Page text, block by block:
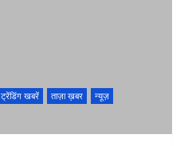
ट्रेंडिंग खबरें ताज़ा ख़बर
न्यूज़